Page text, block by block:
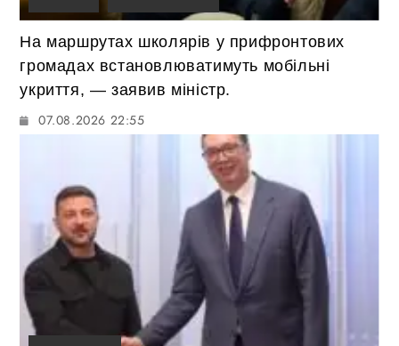
На маршрутах школярів у прифронтових
громадах встановлюватимуть мобільні
укриття, — заявив міністр.
07.08.2026 22:55